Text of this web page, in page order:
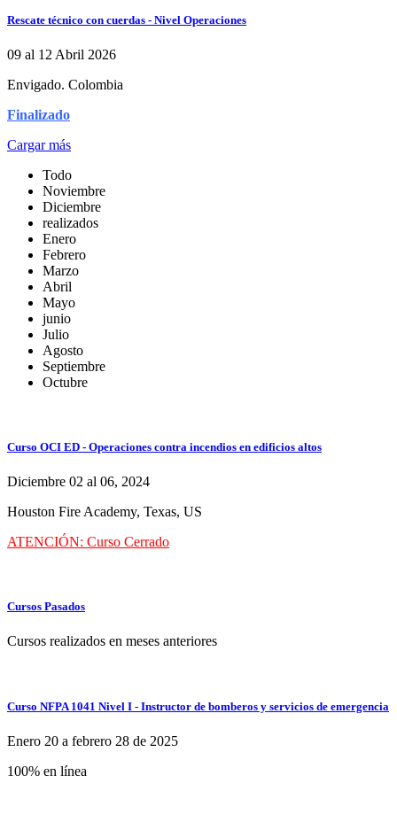
Rescate técnico con cuerdas - Nivel Operaciones
09 al 12 Abril 2026
Envigado. Colombia
Finalizado
Cargar más
Todo
Noviembre
Diciembre
realizados
Enero
Febrero
Marzo
Abril
Mayo
junio
Julio
Agosto
Septiembre
Octubre
Curso OCI ED - Operaciones contra incendios en edificios altos
Diciembre 02 al 06, 2024
Houston Fire Academy, Texas, US
ATENCIÓN: Curso Cerrado
Cursos Pasados
Cursos realizados en meses anteriores
Curso NFPA 1041 Nivel I - Instructor de bomberos y servicios de emergencia
Enero 20 a febrero 28 de 2025
100% en línea